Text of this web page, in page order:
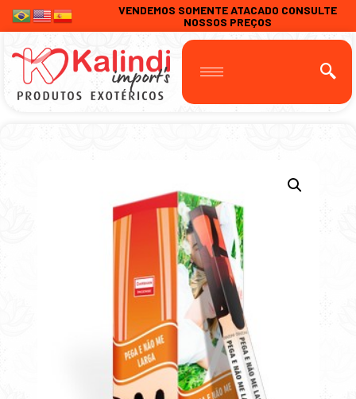
VENDEMOS SOMENTE ATACADO CONSULTE
NOSSOS PREÇOS